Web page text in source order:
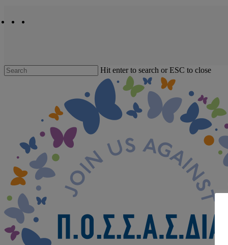
facebooklinkedin
Hit enter to search or ESC to close